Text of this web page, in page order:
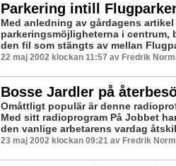
Parkering intill
Med anledning av gårdagens
parkeringsmöjligheterna i centrum,
den fil som stängts av mellan
22 maj 2002 klockan 11:57 av Fredrik
Bosse Jardler på
Omåttligt populär är denne
Med sitt radioprogram På Jobbet
den vanlige arbetarens vardag
23 maj 2002 klockan 09:21 av Fredrik